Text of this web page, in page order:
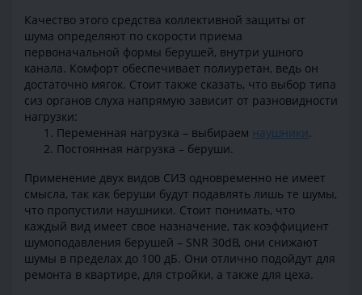
Качество этого средства коллективной защиты от
шума определяют по скорости приема
первоначальной формы берушей, внутри ушного
канала. Комфорт обеспечивает полиуретан, ведь он
достаточно мягок. Стоит также сказать, что выбор типа
сиз органов слуха напрямую зависит от разновидности
нагрузки:
Переменная нагрузка – выбираем наушники.
Постоянная нагрузка – беруши.
Применение двух видов СИЗ одновременно не имеет
смысла, так как беруши будут подавлять лишь те шумы,
что пропустили наушники. Стоит понимать, что
каждый вид имеет свое назначение, так коэффициент
шумоподавления берушей – SNR 30dB, они снижают
шумы в пределах до 100 дБ. Они отлично подойдут для
ремонта в квартире, для стройки, а также для цеха.